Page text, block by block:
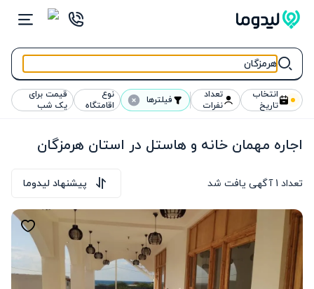
انتخاب
تاریخ
تعداد
نفرات فیلترها نوع
اقامتگاه
قیمت برای
یک شب
اجاره مهمان خانه و هاستل در استان هرمزگان
تعداد 1آگهی یافت شد پیشنهاد لیدوما